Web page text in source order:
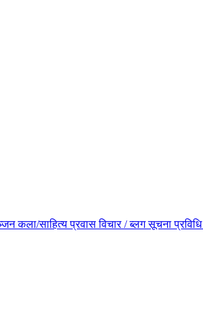
कला/साहित्यप्रवासविचार / ब्लगसूचना प्रविधि